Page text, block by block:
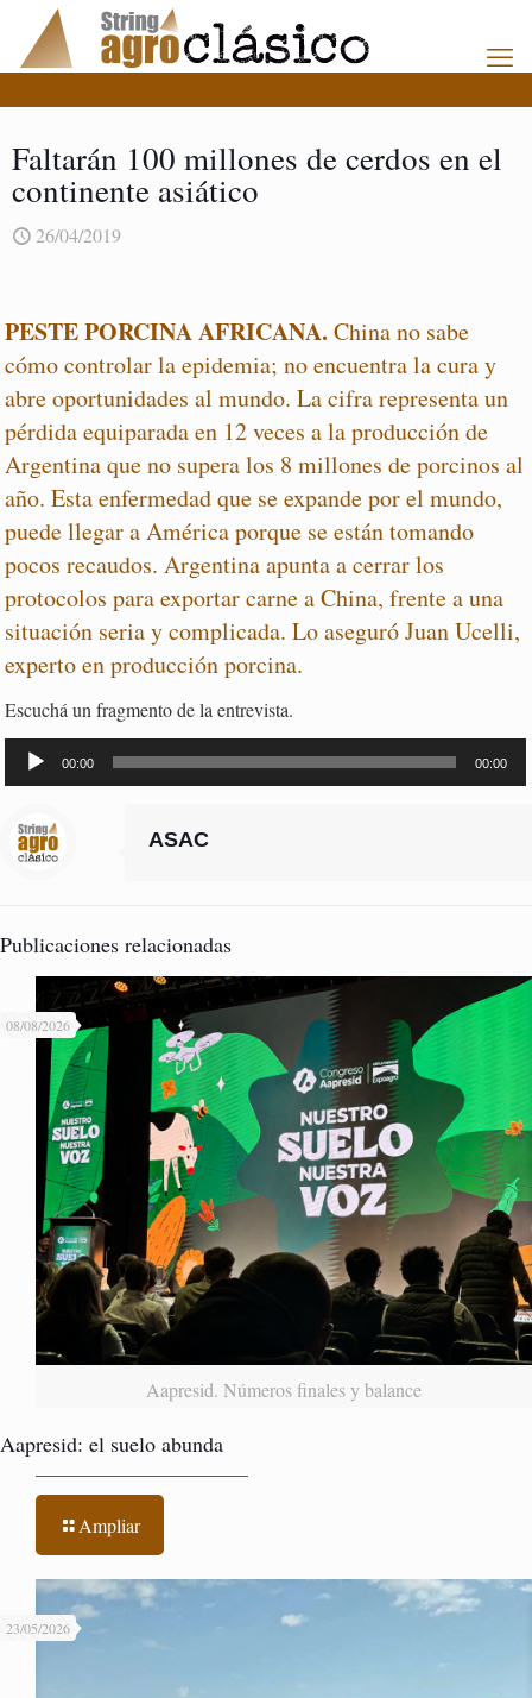
Faltarán 100 millones de cerdos en el
continente asiático
26/04/2019
PESTE PORCINA AFRICANA. China no sabe
cómo controlar la epidemia; no encuentra la cura y
abre oportunidades al mundo. La cifra representa un
pérdida equiparada en 12 veces a la producción de
Argentina que no supera los 8 millones de porcinos al
año. Esta enfermedad que se expande por el mundo,
puede llegar a América porque se están tomando
pocos recaudos. Argentina apunta a cerrar los
protocolos para exportar carne a China, frente a una
situación seria y complicada. Lo aseguró Juan Ucelli,
experto en producción porcina.
Escuchá un fragmento de la entrevista.
Reproductor
audio
00:00 00:00
ASAC
Publicaciones relacionadas
Aapresid. Números finales y balance
08/08/2026
Aapresid: el suelo abunda
Ampliar
23/05/2026